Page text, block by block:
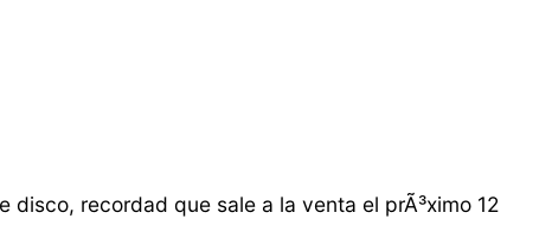
recordad que sale a la venta el prÃ³ximo 12